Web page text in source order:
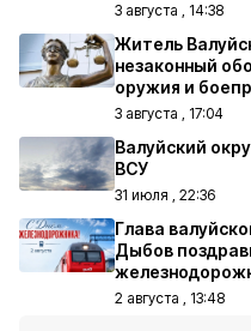
3 августа , 14:38
Житель
незаконный
оружия и
3 августа , 17:04
Валуйский
ВСУ
31 июля , 22:36
Глава
Дыбов
2 августа , 13:48